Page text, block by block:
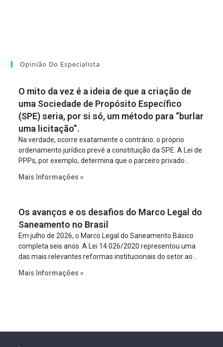
Opinião Do Especialista
O mito da vez é a ideia de que a criação de
uma Sociedade de Propósito Específico
(SPE) seria, por si só, um método para “burlar
uma licitação”.
Na verdade, ocorre exatamente o contrário: o próprio
ordenamento jurídico prevê a constituição da SPE. A Lei de
PPPs, por exemplo, determina que o parceiro privado
empreendimento. Ou seja, a suposta “fraude à licitação” é
projeto a projeto.
Mais Informações »
Os avanços e os desafios do Marco Legal do
Saneamento no Brasil
Em julho de 2026, o Marco Legal do Saneamento Básico
completa seis anos. A Lei 14.026/2020 representou uma
das mais relevantes reformas institucionais do setor ao
serviços, ampliar a participação da iniciativa privada,
Mais Informações »